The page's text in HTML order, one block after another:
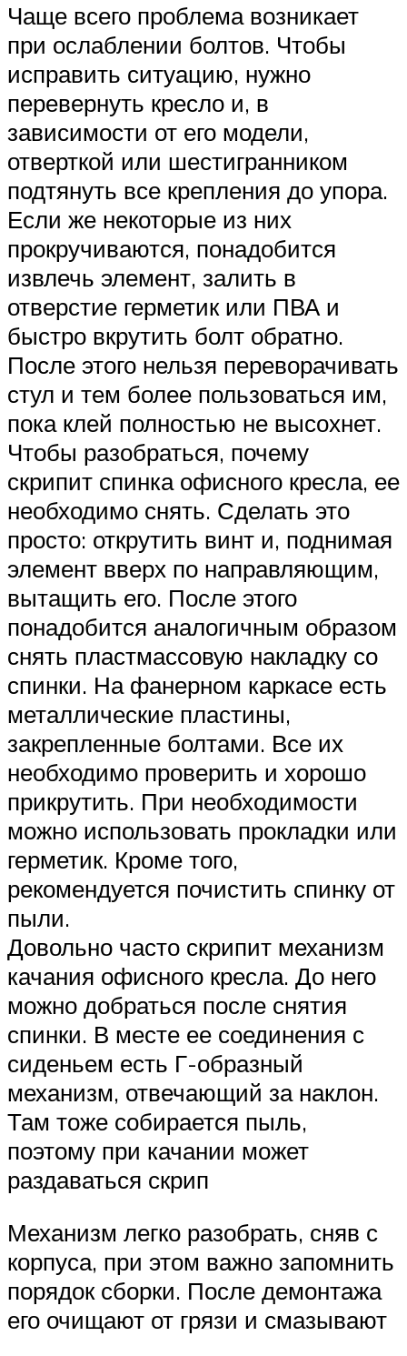
Чаще всего проблема возникает
при ослаблении болтов. Чтобы
исправить ситуацию, нужно
перевернуть кресло и, в
зависимости от его модели,
отверткой или шестигранником
подтянуть все крепления до упора.
Если же некоторые из них
прокручиваются, понадобится
извлечь элемент, залить в
отверстие герметик или ПВА и
быстро вкрутить болт обратно.
После этого нельзя переворачивать
стул и тем более пользоваться им,
пока клей полностью не высохнет.
Чтобы разобраться, почему
скрипит спинка офисного кресла, ее
необходимо снять. Сделать это
просто: открутить винт и, поднимая
элемент вверх по направляющим,
вытащить его. После этого
понадобится аналогичным образом
снять пластмассовую накладку со
спинки. На фанерном каркасе есть
металлические пластины,
закрепленные болтами. Все их
необходимо проверить и хорошо
прикрутить. При необходимости
можно использовать прокладки или
герметик. Кроме того,
рекомендуется почистить спинку от
пыли.
Довольно часто скрипит механизм
качания офисного кресла. До него
можно добраться после снятия
спинки. В месте ее соединения с
сиденьем есть Г-образный
механизм, отвечающий за наклон.
Там тоже собирается пыль,
поэтому при качании может
раздаваться скрип
Механизм легко разобрать, сняв с
корпуса, при этом важно запомнить
порядок сборки. После демонтажа
его очищают от грязи и смазывают